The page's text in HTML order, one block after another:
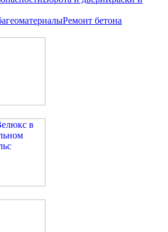
геоматериалыРемонт бетона